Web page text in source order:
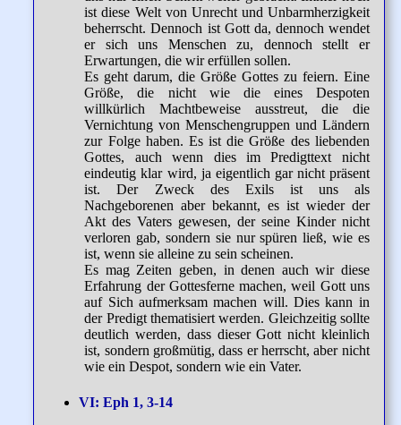
ist diese Welt von Unrecht und Unbarmherzigkeit
beherrscht. Dennoch ist Gott da, dennoch wendet
er sich uns Menschen zu, dennoch stellt er
Erwartungen, die wir erfüllen sollen.
Es geht darum, die Größe Gottes zu feiern. Eine
Größe, die nicht wie die eines Despoten
willkürlich Machtbeweise ausstreut, die die
Vernichtung von Menschengruppen und Ländern
zur Folge haben. Es ist die Größe des liebenden
Gottes, auch wenn dies im Predigttext nicht
eindeutig klar wird, ja eigentlich gar nicht präsent
ist. Der Zweck des Exils ist uns als
Nachgeborenen aber bekannt, es ist wieder der
Akt des Vaters gewesen, der seine Kinder nicht
verloren gab, sondern sie nur spüren ließ, wie es
ist, wenn sie alleine zu sein scheinen.
Es mag Zeiten geben, in denen auch wir diese
Erfahrung der Gottesferne machen, weil Gott uns
auf Sich aufmerksam machen will. Dies kann in
der Predigt thematisiert werden. Gleichzeitig sollte
deutlich werden, dass dieser Gott nicht kleinlich
ist, sondern großmütig, dass er herrscht, aber nicht
wie ein Despot, sondern wie ein Vater.
VI: Eph 1, 3-14